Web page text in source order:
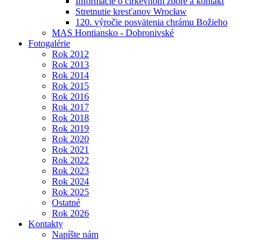
Stretnutie kresťanov Wrocław
120. výročie posvätenia chrámu Božieho
MAS Hontiansko - Dobronivské
Fotogalérie
Rok 2012
Rok 2013
Rok 2014
Rok 2015
Rok 2016
Rok 2017
Rok 2018
Rok 2019
Rok 2020
Rok 2021
Rok 2022
Rok 2023
Rok 2024
Rok 2025
Ostatné
Rok 2026
Kontakty
Napíšte nám